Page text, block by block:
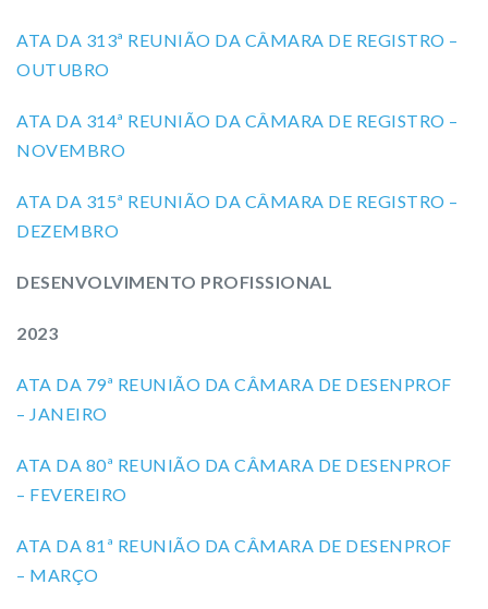
ATA DA 313ª REUNIÃO DA CÂMARA DE REGISTRO –
OUTUBRO
ATA DA 314ª REUNIÃO DA CÂMARA DE REGISTRO –
NOVEMBRO
ATA DA 315ª REUNIÃO DA CÂMARA DE REGISTRO –
DEZEMBRO
DESENVOLVIMENTO PROFISSIONAL
2023
ATA DA 79ª REUNIÃO DA CÂMARA DE DESENPROF
– JANEIRO
ATA DA 80ª REUNIÃO DA CÂMARA DE DESENPROF
– FEVEREIRO
ATA DA 81ª REUNIÃO DA CÂMARA DE DESENPROF
– MARÇO